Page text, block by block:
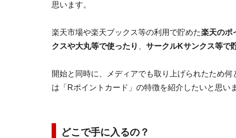
思います。
楽天市場や楽天ブックス等の利用で貯めた楽天のポ
クスや大丸等で使ったり
サークルKサンクス等で
開始と同時に、メディアでも取り上げられたため
は「Rポイントカード」の特徴を紹介したいと思い
どこで手に入るの？